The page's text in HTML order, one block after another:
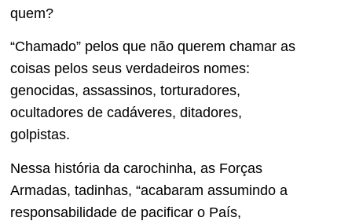
quem?
“Chamado” pelos que não querem chamar as
coisas pelos seus verdadeiros nomes:
genocidas, assassinos, torturadores,
ocultadores de cadáveres, ditadores,
golpistas.
Nessa história da carochinha, as Forças
Armadas, tadinhas, “acabaram assumindo a
responsabilidade de pacificar o País,